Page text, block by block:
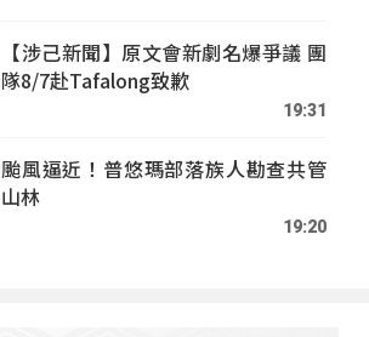
【涉己新聞】原文會新劇名爆爭議 團
隊8/7赴Tafalong致歉
19:31
颱風逼近！普悠瑪部落族人勘查共管
山林
19:20